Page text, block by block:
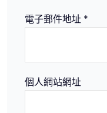
電子郵件地址 *
個人網站網址